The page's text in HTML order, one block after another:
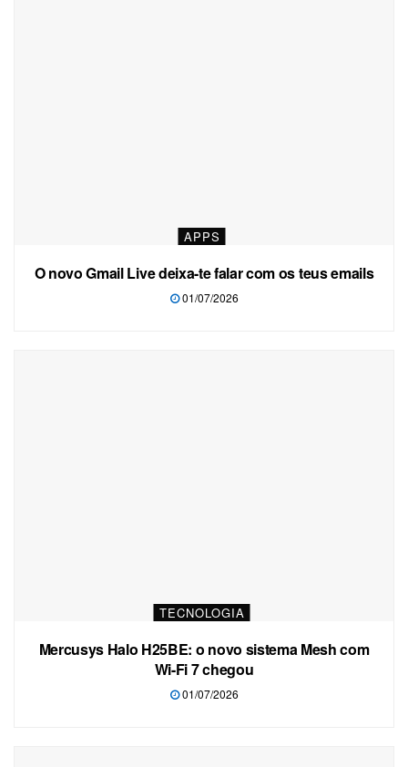
APPS
O novo Gmail Live deixa-te falar com os teus emails
01/07/2026
TECNOLOGIA
Mercusys Halo H25BE: o novo sistema Mesh com
Wi-Fi 7 chegou
01/07/2026